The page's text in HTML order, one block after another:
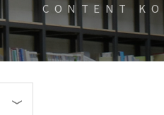
CONTENT